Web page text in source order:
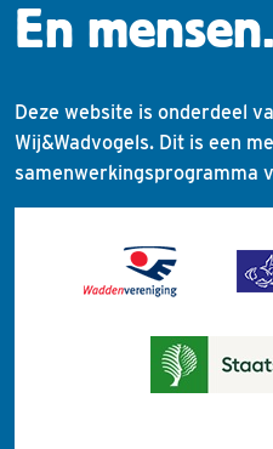
En mensen.
Deze website is onderdeel
Wij&Wadvogels. Dit is een
samenwerkingsprogramma